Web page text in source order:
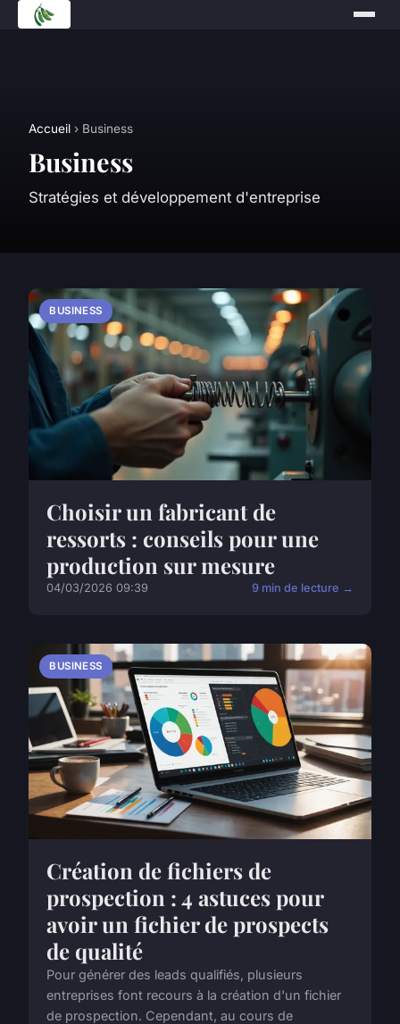
Accueil › Business
Business
Stratégies et développement d'entreprise
BUSINESS
Choisir un fabricant de
ressorts : conseils pour une
production sur mesure
04/03/2026 09:39 9 min de lecture →
BUSINESS
Création de fichiers de
prospection : 4 astuces pour
avoir un fichier de prospects
de qualité
Pour générer des leads qualifiés, plusieurs
entreprises font recours à la création d'un fichier
de prospection. Cependant, au cours de